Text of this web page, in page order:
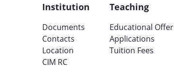
Institution
Documents
Contacts
Location
CIM RC
Teaching
Educational Offer
Applications
Tuition Fees